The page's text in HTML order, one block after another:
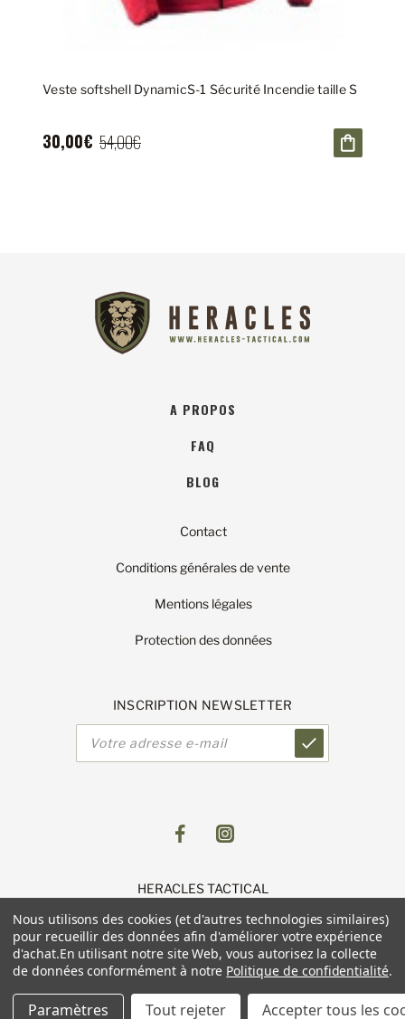
Veste softshell DynamicS-1 Sécurité Incendie taille S
54,00€
30,00€
A PROPOS
FAQ
BLOG
Contact
Conditions générales de vente
Mentions légales
Protection des données
INSCRIPTION NEWSLETTER
HERACLES TACTICAL
11 Parc du Luetzelfeld
67118 GEISPOLSHEIM
Nous utilisons des cookies (et d'autres technologies similaires)
pour recueillir des données afin d'améliorer votre expérience
d'achat.En utilisant notre site Web, vous autorisez la collecte
de données conformément à notre Politique de confidentialité.
Paramètres Tout rejeter Accepter tous les